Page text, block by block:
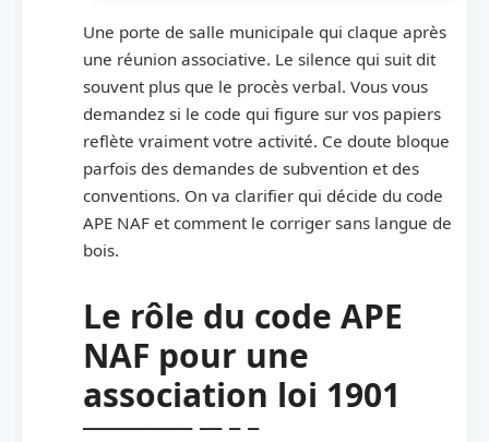
Une porte de salle municipale qui claque après
une réunion associative. Le silence qui suit dit
souvent plus que le procès verbal. Vous vous
demandez si le code qui figure sur vos papiers
reflète vraiment votre activité. Ce doute bloque
parfois des demandes de subvention et des
conventions. On va clarifier qui décide du code
APE NAF et comment le corriger sans langue de
bois.
Le rôle du code APE
NAF pour une
association loi 1901